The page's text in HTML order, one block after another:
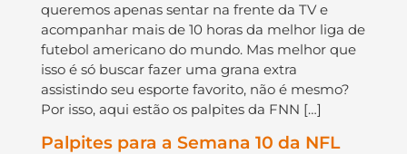
queremos apenas sentar na frente da TV e
acompanhar mais de 10 horas da melhor liga de
futebol americano do mundo. Mas melhor que
isso é só buscar fazer uma grana extra
assistindo seu esporte favorito, não é mesmo?
Por isso, aqui estão os palpites da FNN […]
Palpites para a Semana 10 da NFL